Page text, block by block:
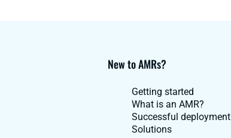
New to AMRs?
Getting started
What is an AMR?
Successful deployment
Solutions